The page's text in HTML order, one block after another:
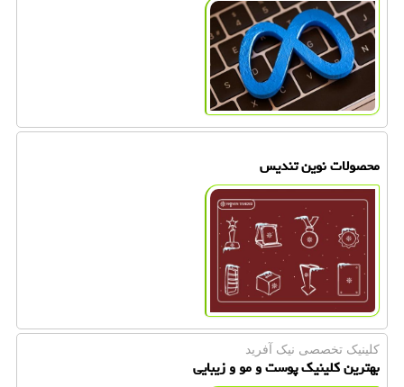
محصولات نوین تندیس
کلینیک تخصصی نیک آفرید
بهترین کلینیک پوست و مو و زیبایی